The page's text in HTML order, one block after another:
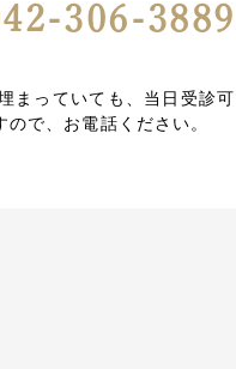
306-3889
まっていても、当日受診
で、お電話ください。